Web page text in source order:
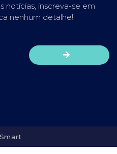
notícias, inscreva-se em
nenhum detalhe!